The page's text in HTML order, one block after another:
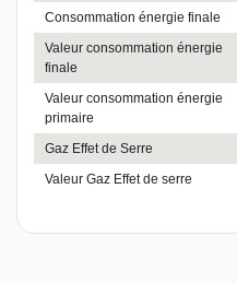
Consommation énergie finale
Valeur consommation énergie
finale
Valeur consommation énergie
primaire
Gaz Effet de Serre
Valeur Gaz Effet de serre